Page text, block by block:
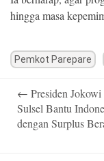
hingga masa
Pemkot Parepare
navigation
← Presiden
Sulsel Bantu
dengan Surplus